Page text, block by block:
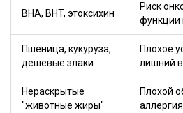
BHA, BHT, этоксихин
Риск
функции
Пшеница, кукуруза,
дешёвые злаки
Плохое
лишний
Нераскрытые
"животные жиры"
Плохой
аллергия